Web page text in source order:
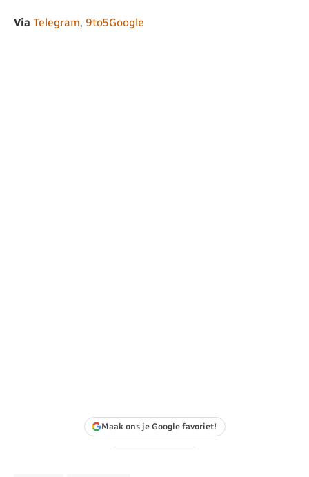
Via Telegram, 9to5Google
Maak ons je Google favoriet!